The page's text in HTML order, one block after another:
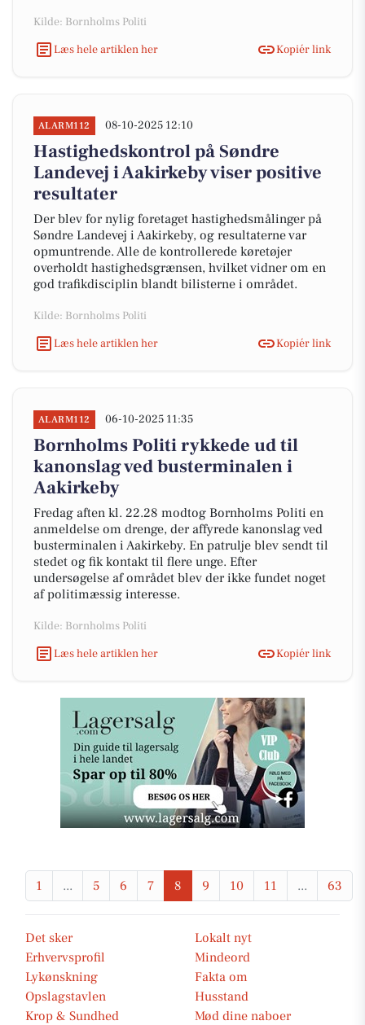
Kilde: Bornholms Politi
Læs hele artiklen her
Kopiér link
ALARM112 08-10-2025 12:10
Hastighedskontrol på Søndre
Landevej i Aakirkeby viser positive
resultater
Der blev for nylig foretaget hastighedsmålinger på
Søndre Landevej i Aakirkeby, og resultaterne var
opmuntrende. Alle de kontrollerede køretøjer
overholdt hastighedsgrænsen, hvilket vidner om en
god trafikdisciplin blandt bilisterne i området.
Kilde: Bornholms Politi
Læs hele artiklen her
Kopiér link
ALARM112 06-10-2025 11:35
Bornholms Politi rykkede ud til
kanonslag ved busterminalen i
Aakirkeby
Fredag aften kl. 22.28 modtog Bornholms Politi en
anmeldelse om drenge, der affyrede kanonslag ved
busterminalen i Aakirkeby. En patrulje blev sendt til
stedet og fik kontakt til flere unge. Efter
undersøgelse af området blev der ikke fundet noget
af politimæssig interesse.
Kilde: Bornholms Politi
Læs hele artiklen her
Kopiér link
1 ... 5 6 7 8 9 10 11 ... 63
Det sker
Lokalt nyt
Erhvervsprofil
Mindeord
Lykønskning
Fakta om
Opslagstavlen
Husstand
Krop & Sundhed
Mød dine naboer